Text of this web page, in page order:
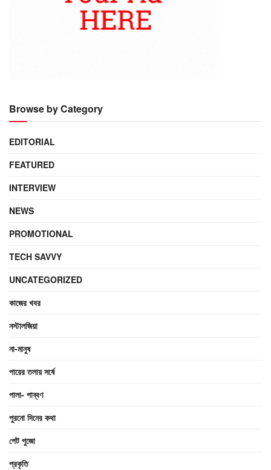
Browse by Category
EDITORIAL
FEATURED
INTERVIEW
NEWS
PROMOTIONAL
TECH SAVVY
UNCATEGORIZED
কাজের খবর
নস্টালজিয়া
না-মানুষ
পায়ের তলায় সর্ষে
পালা- পাব্বণ
পুরনো দিনের কথা
পেট পুজো
প্রকৃতি